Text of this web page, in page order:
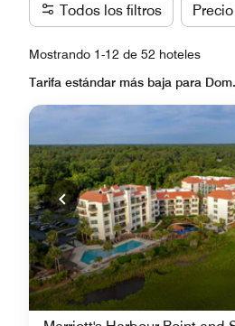
Todos los filtros Precio
Mostrando 1-12 de 52 hoteles
Tarifa estándar más baja para